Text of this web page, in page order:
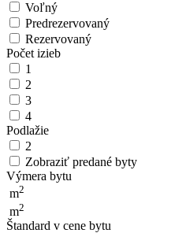
Voľný
Predrezervovaný
Rezervovaný
Počet izieb
1
2
3
4
Podlažie
2
Zobraziť predané byty
Výmera bytu
m2
m2
Štandard v cene bytu